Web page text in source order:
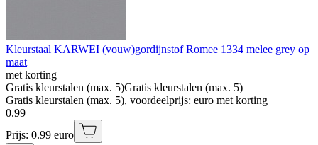
Kleurstaal KARWEI (vouw)gordijnstof Romee 1334 melee grey op
maat
met korting
Gratis kleurstalen (max. 5)Gratis kleurstalen (max. 5)
Gratis kleurstalen (max. 5), voordeelprijs: euro met korting
0.99
Prijs: 0.99 euro